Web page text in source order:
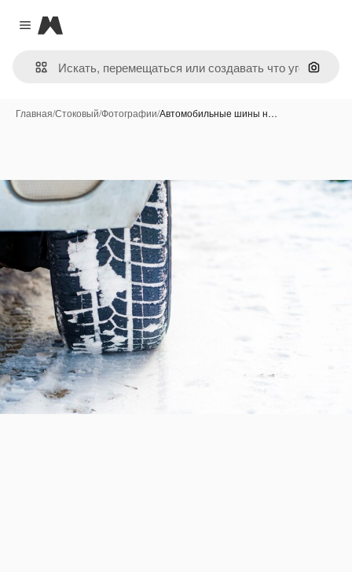
Close menu
Magnific
Поиск
Главная/Стоковый/Фотографии/Автомобильные шины н…